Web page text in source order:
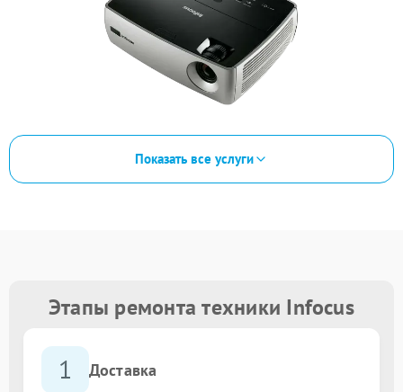
Показать все услуги
Этапы ремонта техники Infocus
1 Доставка